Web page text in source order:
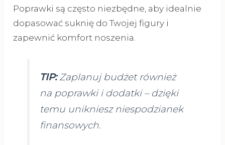
Poprawki są często niezbędne, aby idealnie
dopasować suknię do Twojej figury i
zapewnić komfort noszenia.
TIP:Zaplanuj budżet również
na poprawki i dodatki – dzięki
temu unikniesz niespodzianek
finansowych.